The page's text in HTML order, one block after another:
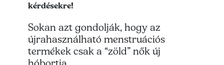
kérdésekre!
Sokan azt gondolják, hogy az
újrahasználható menstruációs
termékek csak a “zöld” nők új